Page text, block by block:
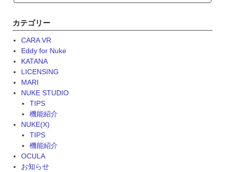
た。”
カテゴリー
CARA VR
Eddy for Nuke
KATANA
LICENSING
MARI
NUKE STUDIO
TIPS
機能紹介
NUKE(X)
TIPS
機能紹介
OCULA
お知らせ